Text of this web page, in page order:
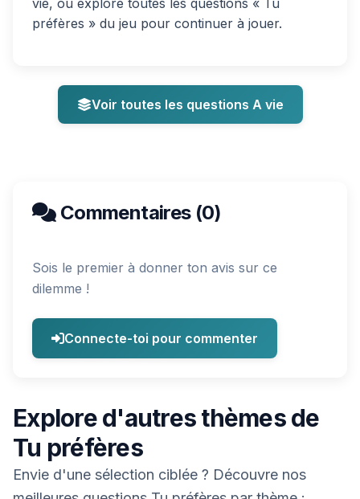
vie, ou explore toutes les questions « Tu
préfères » du jeu pour continuer à jouer.
Voir toutes les questions A vie
Commentaires (0)
Sois le premier à donner ton avis sur ce
dilemme !
Connecte-toi pour commenter
Explore d'autres thèmes de
Tu préfères
Envie d'une sélection ciblée ? Découvre nos